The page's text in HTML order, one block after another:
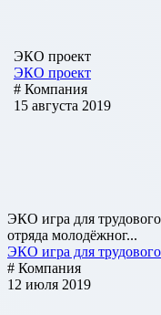
ЭКО проект
ЭКО проект
# Компания
15 августа 2019
ЭКО игра для трудового
отряда молодёжног...
ЭКО игра для
# Компания
12 июля 2019